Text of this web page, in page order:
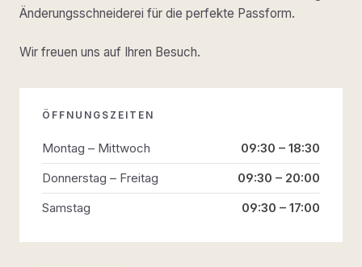
Änderungsschneiderei für die perfekte Passform.
Wir freuen uns auf Ihren Besuch.
ÖFFNUNGSZEITEN
Montag – Mittwoch
09:30 – 18:30
Donnerstag – Freitag
09:30 – 20:00
Samstag
09:30 – 17:00